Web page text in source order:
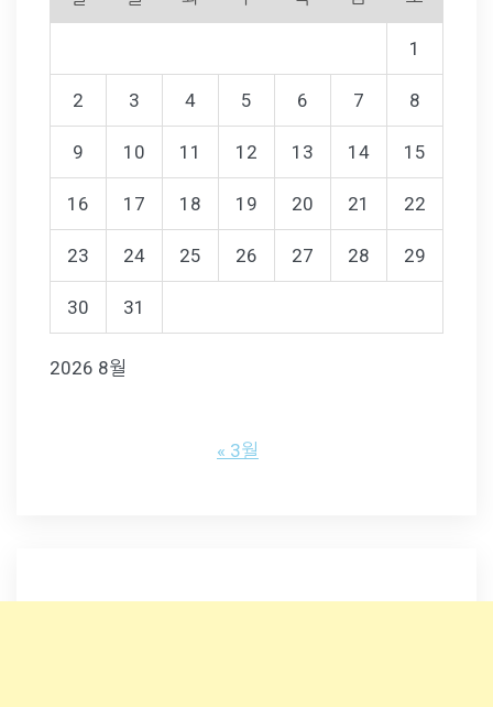
2026 8월
1
2 3 4 5 6 7 8
9 10 11 12 13 14 15
16 17 18 19 20 21 22
23 24 25 26 27 28 29
30 31
« 3월